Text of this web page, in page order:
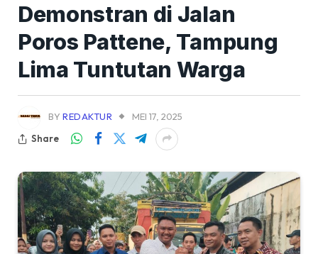
Demonstran di Jalan
Poros Pattene, Tampung
Lima Tuntutan Warga
BY REDAKTUR
MEI 17, 2025
Share